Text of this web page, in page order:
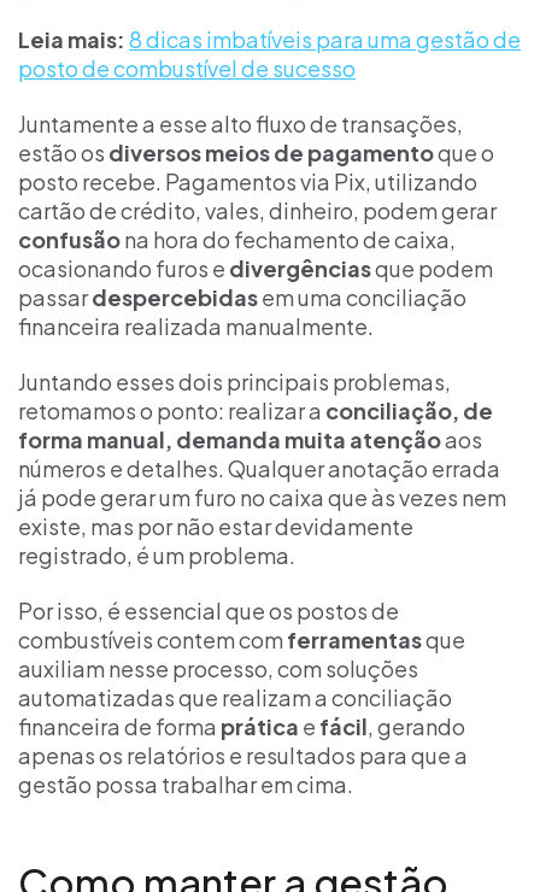
Leia mais: 8 dicas imbatíveis para uma gestão de
posto de combustível de sucesso
Juntamente a esse alto fluxo de transações,
estão os diversos meios de pagamentoque o
posto recebe. Pagamentos via Pix, utilizando
cartão de crédito, vales, dinheiro, podem gerar
confusãona hora do fechamento de caixa,
ocasionando furos e divergênciasque podem
passardespercebidasem uma conciliação
financeira realizada manualmente.
Juntando esses dois principais problemas,
retomamos o ponto: realizar a conciliação, de
forma manual, demanda muita atençãoaos
números e detalhes. Qualquer anotação errada
já pode gerar um furo no caixa que às vezes nem
existe, mas por não estar devidamente
registrado, é um problema.
Por isso, é essencial que os postos de
combustíveis contem com ferramentasque
auxiliam nesse processo, com soluções
automatizadas que realizam a conciliação
financeira de forma prática e fácil, gerando
apenas os relatórios e resultados para que a
gestão possa trabalhar em cima.